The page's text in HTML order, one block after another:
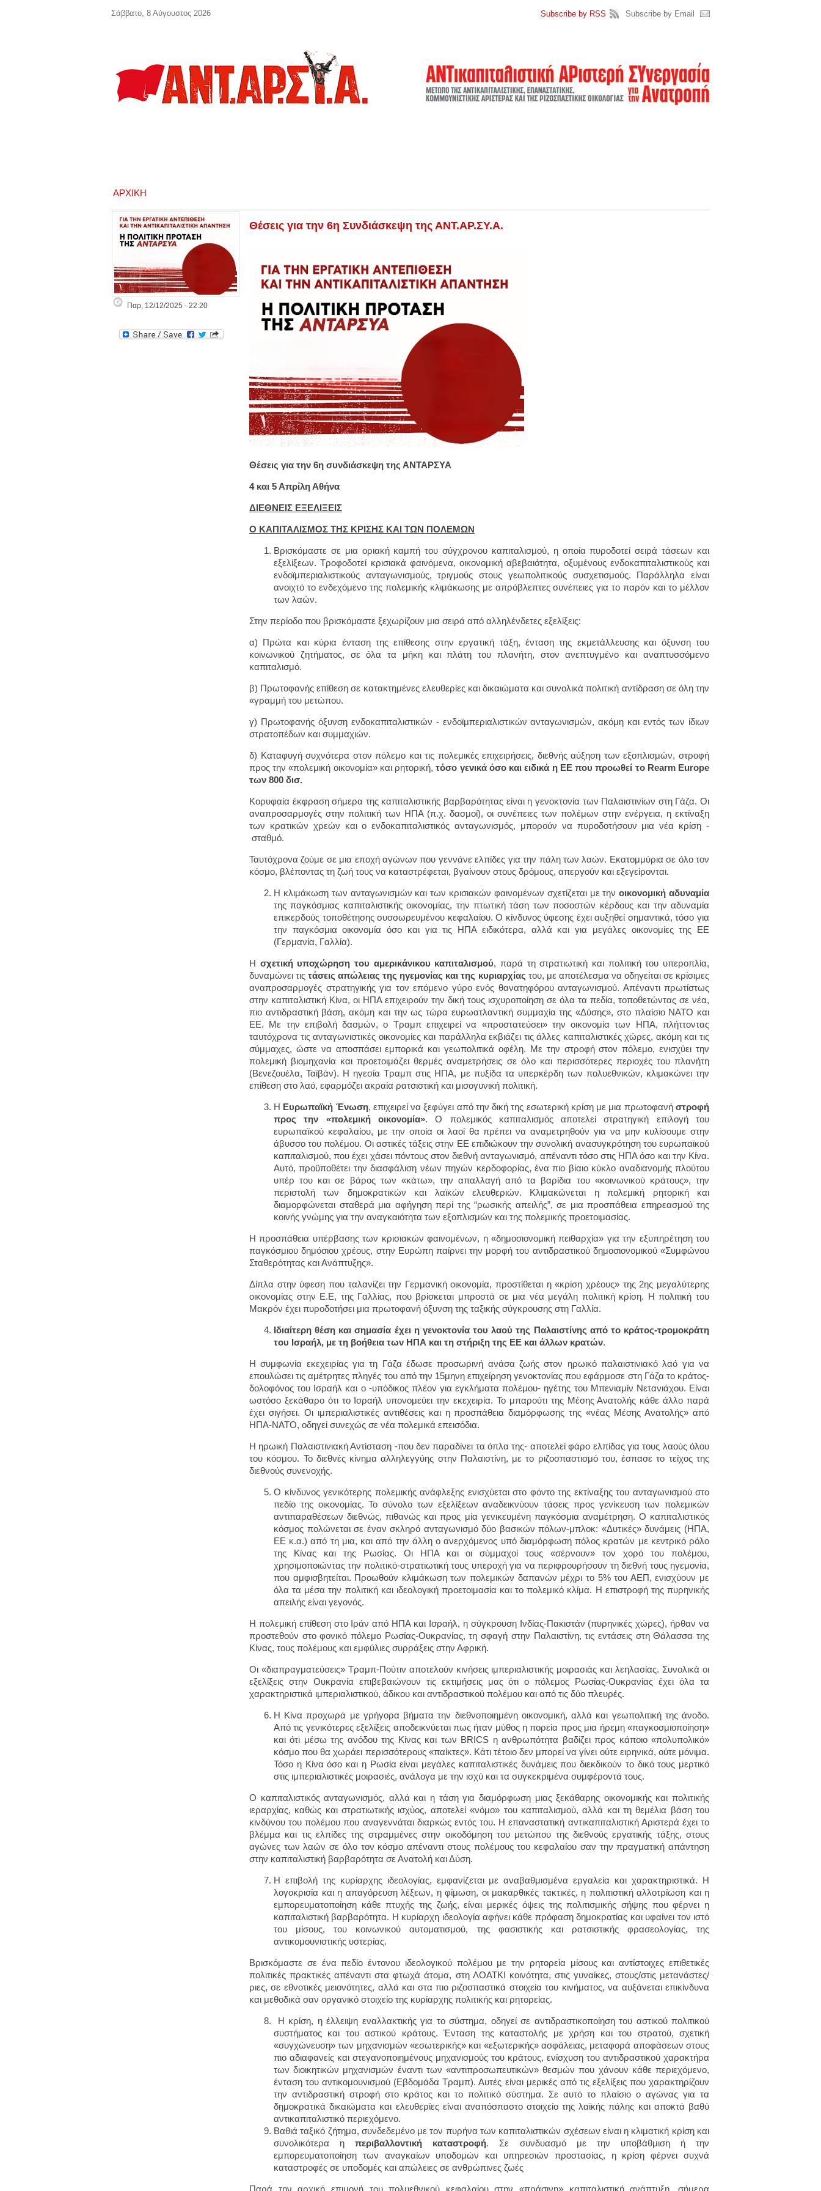
ΑΡΧΙΚΉ
Παρ, 12/12/2025 - 22:20
Θέσεις για την 6η Συνδιάσκεψη της ΑΝΤ.ΑΡ.ΣΥ.Α.
Θέσεις για την 6η συνδιάσκεψη της ΑΝΤΑΡΣΥΑ
4 και 5 Απρίλη Αθήνα
ΔΙΕΘΝΕΙΣ ΕΞΕΛΙΞΕΙΣ
Ο ΚΑΠΙΤΑΛΙΣΜΟΣ ΤΗΣ ΚΡΙΣΗΣ ΚΑΙ ΤΩΝ ΠΟΛΕΜΩΝ
Βρισκόμαστε σε μια οριακή καμπή του σύγχρονου καπιταλισμού, η οποία πυροδοτεί σειρά τάσεων και
εξελίξεων. Τροφοδοτεί κρισιακά φαινόμενα, οικονομική αβεβαιότητα, οξυμένους ενδοκαπιταλιστικούς και
ενδοϊμπεριαλιστικούς ανταγωνισμούς, τριγμούς στους γεωπολιτικούς συσχετισμούς. Παράλληλα είναι
ανοιχτό το ενδεχόμενο της πολεμικής κλιμάκωσης με απρόβλεπτες συνέπειες για το παρόν και το μέλλον
των λαών.
Στην περίοδο που βρισκόμαστε ξεχωρίζουν μια σειρά από αλληλένδετες εξελίξεις:
α) Πρώτα και κύρια ένταση της επίθεσης στην εργατική τάξη, ένταση της εκμετάλλευσης και όξυνση του
κοινωνικού ζητήματος, σε όλα τα μήκη και πλάτη του πλανήτη, στον ανεπτυγμένο και αναπτυσσόμενο
καπιταλισμό.
β) Πρωτοφανής επίθεση σε κατακτημένες ελευθερίες και δικαιώματα και συνολικά πολιτική αντίδραση σε όλη την
«γραμμή του μετώπου.
γ) Πρωτοφανής όξυνση ενδοκαπιταλιστικών - ενδοϊμπεριαλιστικών ανταγωνισμών, ακόμη και εντός των ίδιων
στρατοπέδων και συμμαχιών.
δ) Καταφυγή συχνότερα στον πόλεμο και τις πολεμικές επιχειρήσεις, διεθνής αύξηση των εξοπλισμών, στροφή
προς την «πολεμική οικονομία» και ρητορική, τόσο γενικά όσο και ειδικά η ΕΕ που προωθεί το Rearm Europe
των 800 δισ.
Κορυφαία έκφραση σήμερα της καπιταλιστικής βαρβαρότητας είναι η γενοκτονία των Παλαιστινίων στη Γάζα. Οι
αναπροσαρμογές στην πολιτική των ΗΠΑ (π.χ. δασμοί), οι συνέπειες των πολέμων στην ενέργεια, η εκτίναξη
των κρατικών χρεών και ο ενδοκαπιταλιστικός ανταγωνισμός, μπορούν να πυροδοτήσουν μια νέα κρίση -
σταθμό.
Ταυτόχρονα ζούμε σε μια εποχή αγώνων που γεννάνε ελπίδες για την πάλη των λαών. Εκατομμύρια σε όλο τον
κόσμο, βλέποντας τη ζωή τους να καταστρέφεται, βγαίνουν στους δρόμους, απεργούν και εξεγείρονται.
Η κλιμάκωση των ανταγωνισμών και των κρισιακών φαινομένων σχετίζεται με τηνοικονομική αδυναμία
της παγκόσμιας καπιταλιστικής οικονομίας, την πτωτική τάση των ποσοστών κέρδους και την αδυναμία
επικερδούς τοποθέτησης συσσωρευμένου κεφαλαίου. Ο κίνδυνος ύφεσης έχει αυξηθεί σημαντικά, τόσο για
την παγκόσμια οικονομία όσο και για τις ΗΠΑ ειδικότερα, αλλά και για μεγάλες οικονομίες της ΕΕ
(Γερμανία, Γαλλία).
Η σχετική υποχώρηση του αμερικάνικου καπιταλισμού, παρά τη στρατιωτική και πολιτική του υπεροπλία,
δυναμώνει τιςτάσεις απώλειας της ηγεμονίας και της κυριαρχίας του, με αποτέλεσμα να οδηγείται σε κρίσιμες
αναπροσαρμογές στρατηγικής για τον επόμενο γύρο ενός θανατηφόρου ανταγωνισμού. Απέναντι πρωτίστως
στην καπιταλιστική Κίνα, οι ΗΠΑ επιχειρούν την δική τους ισχυροποίηση σε όλα τα πεδία, τοποθετώντας σε νέα,
πιο αντιδραστική βάση, ακόμη και την ως τώρα ευρωατλαντική συμμαχία της «Δύσης», στο πλαίσιο ΝΑΤΟ και
ΕΕ. Με την επιβολή δασμών, ο Τραμπ επιχειρεί να «προστατεύσει» την οικονομία των ΗΠΑ, πλήττοντας
ταυτόχρονα τις ανταγωνιστικές οικονομίες και παράλληλα εκβιάζει τις άλλες καπιταλιστικές χώρες, ακόμη και τις
σύμμαχες, ώστε να αποσπάσει εμπορικά και γεωπολιτικά οφέλη. Με την στροφή στον πόλεμο, ενισχύει την
πολεμική βιομηχανία και προετοιμάζει θερμές αναμετρήσεις σε όλο και περισσότερες περιοχές του πλανήτη
(Βενεζουέλα, Ταϊβάν). Η ηγεσία Τραμπ στις ΗΠΑ, με πυξίδα τα υπερκέρδη των πολυεθνικών, κλιμακώνει την
επίθεση στο λαό, εφαρμόζει ακραία ρατσιστική και μισογυνική πολιτική.
Η Ευρωπαϊκή Ένωση, επιχειρεί να ξεφύγει από την δική της εσωτερική κρίση με μια πρωτοφανήστροφή
προς την «πολεμική οικονομία». Ο πολεμικός καπιταλισμός αποτελεί στρατηγική επιλογή του
ευρωπαϊκού κεφαλαίου, με την οποία οι λαοί θα πρέπει να αναμετρηθούν για να μην κυλίσουμε στην
άβυσσο του πολέμου. Οι αστικές τάξεις στην ΕΕ επιδιώκουν την συνολική ανασυγκρότηση του ευρωπαϊκού
καπιταλισμού, που έχει χάσει πόντους στον διεθνή ανταγωνισμό, απέναντι τόσο στις ΗΠΑ όσο και την Κίνα.
Αυτό, προϋποθέτει την διασφάλιση νέων πηγών κερδοφορίας, ένα πιο βίαιο κύκλο αναδιανομής πλούτου
υπέρ του και σε βάρος των «κάτω», την απαλλαγή από τα βαρίδια του «κοινωνικού κράτους», την
περιστολή των δημοκρατικών και λαϊκών ελευθεριών. Κλιμακώνεται η πολεμική ρητορική και
διαμορφώνεται σταθερά μια αφήγηση περί της “ρωσικής απειλής”, σε μια προσπάθεια επηρεασμού της
κοινής γνώμης για την αναγκαιότητα των εξοπλισμών και της πολεμικής προετοιμασίας.
Η προσπάθεια υπέρβασης των κρισιακών φαινομένων, η «δημοσιονομική πειθαρχία» για την εξυπηρέτηση του
παγκόσμιου δημόσιου χρέους, στην Ευρώπη παίρνει την μορφή του αντιδραστικού δημοσιονομικού «Συμφώνου
Σταθερότητας και Ανάπτυξης».
Δίπλα στην ύφεση που ταλανίζει την Γερμανική οικονομία, προστίθεται η «κρίση χρέους» της 2ης μεγαλύτερης
οικονομίας στην Ε.Ε, της Γαλλίας, που βρίσκεται μπροστά σε μια νέα μεγάλη πολιτική κρίση. H πολιτική του
Μακρόν έχει πυροδοτήσει μια πρωτοφανή όξυνση της ταξικής σύγκρουσης στη Γαλλία.
Ιδιαίτερη θέση και σημασία έχει η γενοκτονία του λαού της Παλαιστίνης από το κράτος-τρομοκράτη
του Ισραήλ, με τη βοήθεια των ΗΠΑ και τη στήριξη της ΕΕ και άλλων κρατών.
Η συμφωνία εκεχειρίας για τη Γάζα έδωσε προσωρινή ανάσα ζωής στον ηρωικό παλαιστινιακό λαό για να
επουλώσει τις αμέτρητες πληγές του από την 15μηνη επιχείρηση γενοκτονίας που εφάρμοσε στη Γάζα το κράτος-
δολοφόνος του Ισραήλ και ο -υπόδικος πλέον για εγκλήματα πολέμου- ηγέτης του Μπενιαμίν Νετανιάχου. Είναι
ωστόσο ξεκάθαρο ότι το Ισραήλ υπονομεύει την εκεχειρία. Το μπαρούτι της Μέσης Ανατολής κάθε άλλο παρά
έχει σιγήσει. Οι ιμπεριαλιστικές αντιθέσεις και η προσπάθεια διαμόρφωσης της «νέας Μέσης Ανατολής» από
ΗΠΑ-ΝΑΤΟ, οδηγεί συνεχώς σε νέα πολεμικά επεισόδια.
Η ηρωική Παλαιστινιακή Αντίσταση -που δεν παραδίνει τα όπλα της- αποτελεί φάρο ελπίδας για τους λαούς όλου
του κόσμου. Το διεθνές κίνημα αλληλεγγύης στην Παλαιστίνη, με το ριζοσπαστισμό του, έσπασε το τείχος της
διεθνούς συνενοχής.
Ο κίνδυνος γενικότερης πολεμικής ανάφλεξης ενισχύεται στο φόντο της εκτίναξης του ανταγωνισμού στο
πεδίο της οικονομίας. Το σύνολο των εξελίξεων αναδεικνύουν τάσεις προς γενίκευση των πολεμικών
αντιπαραθέσεων διεθνώς, πιθανώς και προς μία γενικευμένη παγκόσμια αναμέτρηση. Ο καπιταλιστικός
κόσμος πολώνεται σε έναν σκληρό ανταγωνισμό δύο βασικών πόλων-μπλοκ: «Δυτικές» δυνάμεις (ΗΠΑ,
ΕΕ κ.α.) από τη μια, και από την άλλη ο ανερχόμενος υπό διαμόρφωση πόλος κρατών με κεντρικό ρόλο
της Κίνας και της Ρωσίας. Οι ΗΠΑ και οι σύμμαχοί τους «σέρνουν» τον χορό του πολέμου,
χρησιμοποιώντας την πολιτικό-στρατιωτική τους υπεροχή για να περιφρουρήσουν τη διεθνή τους ηγεμονία,
που αμφισβητείται. Προωθούν κλιμάκωση των πολεμικών δαπανών μέχρι το 5% του ΑΕΠ, ενισχύουν με
όλα τα μέσα την πολιτική και ιδεολογική προετοιμασία και το πολεμικό κλίμα. Η επιστροφή της πυρηνικής
απειλής είναι γεγονός.
Η πολεμική επίθεση στο Ιράν από ΗΠΑ και Ισραήλ, η σύγκρουση Ινδίας-Πακιστάν (πυρηνικές χώρες), ήρθαν να
προστεθούν στο φονικό πόλεμο Ρωσίας-Ουκρανίας, τη σφαγή στην Παλαιστίνη, τις εντάσεις στη Θάλασσα της
Κίνας, τους πολέμους και εμφύλιες συρράξεις στην Αφρική.
Οι «διαπραγματεύσεις» Τραμπ-Πούτιν αποτελούν κινήσεις ιμπεριαλιστικής μοιρασιάς και λεηλασίας. Συνολικά οι
εξελίξεις στην Ουκρανία επιβεβαιώνουν τις εκτιμήσεις μας ότι ο πόλεμος Ρωσίας-Ουκρανίας έχει όλα τα
χαρακτηριστικά ιμπεριαλιστικού, άδικου και αντιδραστικού πολέμου και από τις δύο πλευρές.
Η Κίνα προχωρά με γρήγορα βήματα την διεθνοποιημένη οικονομική, αλλά και γεωπολιτική της άνοδο.
Από τις γενικότερες εξελίξεις αποδεικνύεται πως ήταν μύθος η πορεία προς μια ήρεμη «παγκοσμιοποίηση»
και ότι μέσω της ανόδου της Κίνας και των BRICS η ανθρωπότητα βαδίζει προς κάποιο «πολυπολικό»
κόσμο που θα χωράει περισσότερους «παίκτες». Κάτι τέτοιο δεν μπορεί να γίνει ούτε ειρηνικά, ούτε μόνιμα.
Τόσο η Κίνα όσο και η Ρωσία είναι μεγάλες καπιταλιστικές δυνάμεις που διεκδικούν το δικό τους μερτικό
στις ιμπεριαλιστικές μοιρασιές, ανάλογα με την ισχύ και τα συγκεκριμένα συμφέροντά τους.
Ο καπιταλιστικός ανταγωνισμός, αλλά και η τάση για διαμόρφωση μιας ξεκάθαρης οικονομικής και πολιτικής
ιεραρχίας, καθώς και στρατιωτικής ισχύος, αποτελεί «νόμο» του καπιταλισμού, αλλά και τη θεμέλια βάση του
κινδύνου του πολέμου που αναγεννάται διαρκώς εντός του. Η επαναστατική αντικαπιταλιστική Αριστερά έχει το
βλέμμα και τις ελπίδες της στραμμένες στην οικοδόμηση του μετώπου της διεθνούς εργατικής τάξης, στους
αγώνες των λαών σε όλο τον κόσμο απέναντι στους πολέμους του κεφαλαίου σαν την πραγματική απάντηση
στην καπιταλιστική βαρβαρότητα σε Ανατολή και Δύση.
Η επιβολή της κυρίαρχης ιδεολογίας, εμφανίζεται με αναβαθμισμένα εργαλεία και χαρακτηριστικά. Η
λογοκρισία και η απαγόρευση λέξεων, η φίμωση, οι μακαρθικές τακτικές, η πολιτιστική αλλοτρίωση και η
εμπορευματοποίηση κάθε πτυχής της ζωής, είναι μερικές όψεις της πολιτισμικής σήψης που φέρνει η
καπιταλιστική βαρβαρότητα. Η κυρίαρχη ιδεολογία αφήνει κάθε πρόφαση δημοκρατίας και υφαίνει τον ιστό
του μίσους, του κοινωνικού αυτοματισμού, της φασιστικής και ρατσιστικής φρασεολογίας, της
αντικομουνιστικής υστερίας.
Βρισκόμαστε σε ένα πεδίο έντονου ιδεολογικού πολέμου με την ρητορεία μίσους και αντίστοιχες επιθετικές
πολιτικές πρακτικές απέναντι στα φτωχά άτομα, στη ΛΟΑΤΚΙ κοινότητα, στις γυναίκες, στους/στις μετανάστες/
ριες, σε εθνοτικές μειονότητες, αλλά και στα πιο ριζοσπαστικά στοιχεία του κινήματος, να αυξάνεται επικίνδυνα
και μεθοδικά σαν οργανικό στοιχείο της κυρίαρχης πολιτικής και ρητορείας.
Η κρίση, η έλλειψη εναλλακτικής για το σύστημα, οδηγεί σε αντιδραστικοποίηση του αστικού πολιτικού
συστήματος και του αστικού κράτους. Ένταση της καταστολής με χρήση και του στρατού, σχετική
«συγχώνευση» των μηχανισμών «εσωτερικής» και «εξωτερικής» ασφάλειας, μεταφορά αποφάσεων στους
πιο αδιαφανείς και στεγανοποιημένους μηχανισμούς του κράτους, ενίσχυση του αντιδραστικού χαρακτήρα
των διοικητικών μηχανισμών έναντι των «αντιπροσωπευτικών» θεσμών που χάνουν κάθε περιεχόμενο,
ένταση του αντικομουνισμού (Εβδομάδα Τραμπ). Αυτές είναι μερικές από τις εξελίξεις που χαρακτηρίζουν
την αντιδραστική στροφή στο κράτος και το πολιτικό σύστημα. Σε αυτό το πλαίσιο ο αγώνας για τα
δημοκρατικά δικαιώματα και ελευθερίες είναι αναπόσπαστο στοιχείο της λαϊκής πάλης και αποκτά βαθύ
αντικαπιταλιστικό περιεχόμενο.
Βαθιά ταξικό ζήτημα, συνδεδεμένο με τον πυρήνα των καπιταλιστικών σχέσεων είναι η κλιματική κρίση και
συνολικότερα ηπεριβαλλοντική καταστροφή. Σε συνδυασμό με την υποβάθμιση ή την
εμπορευματοποίηση των αναγκαίων υποδομών και υπηρεσιών προστασίας, η κρίση φέρνει συχνά
καταστροφές σε υποδομές και απώλειες σε ανθρώπινες ζωές
Παρά την αρχική επιμονή του πολυεθνικού κεφαλαίου στην «πράσινη» καπιταλιστική ανάπτυξη, σήμερα
Σάββατο, 8 Αύγουστος 2026 Subscribe by RSS Subscribe by Email